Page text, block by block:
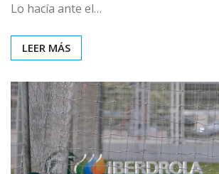
Lo hacía ante el…
LEER MÁS